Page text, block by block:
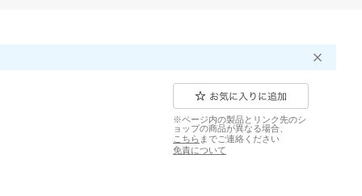
※ページ内の製品とリンク先のシ
ョップの商品が異なる場合、
こちら までご連絡ください
免責について